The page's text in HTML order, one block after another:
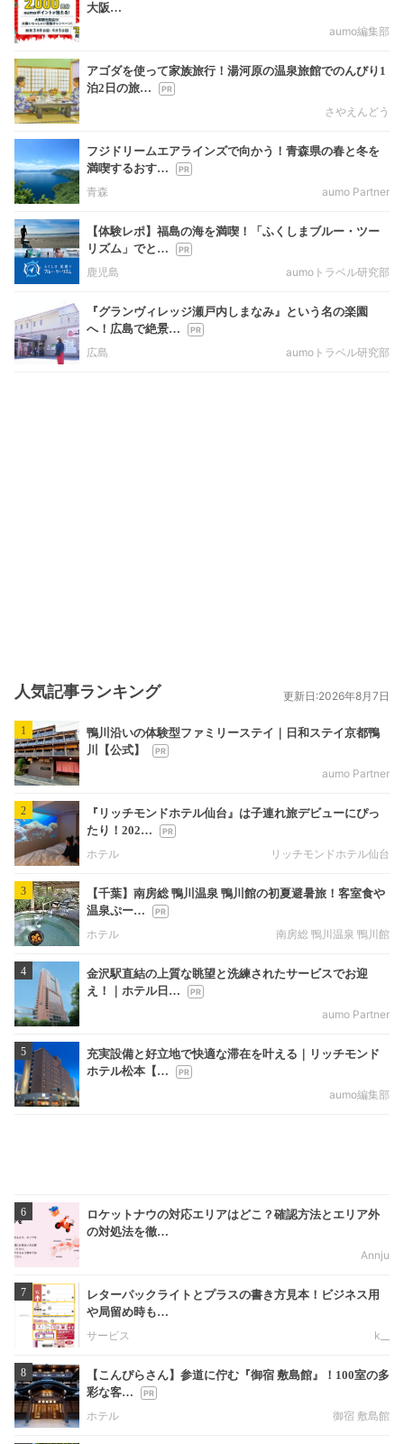
大阪…
aumo編集部
アゴダを使って家族旅行！湯河原の温泉旅館でのんびり1
泊2日の旅…
さやえんどう
フジドリームエアラインズで向かう！青森県の春と冬を
満喫するおす…
青森
aumo Partner
【体験レポ】福島の海を満喫！「ふくしまブルー・ツー
リズム」でと…
鹿児島
aumoトラベル研究部
『グランヴィレッジ瀬戸内しまなみ』という名の楽園
へ！広島で絶景…
広島
aumoトラベル研究部
人気記事ランキング 更新日:2026年8月7日
1
鴨川沿いの体験型ファミリーステイ｜日和ステイ京都鴨
川【公式】
aumo Partner
2
『リッチモンドホテル仙台』は子連れ旅デビューにぴっ
たり！202…
ホテル
リッチモンドホテル仙台
3
【千葉】南房総 鴨川温泉 鴨川館の初夏避暑旅！客室食や
温泉ぷー…
ホテル
南房総 鴨川温泉 鴨川館
4
金沢駅直結の上質な眺望と洗練されたサービスでお迎
え！｜ホテル日…
aumo Partner
5
充実設備と好立地で快適な滞在を叶える｜リッチモンド
ホテル松本【…
aumo編集部
6
ロケットナウの対応エリアはどこ？確認方法とエリア外
の対処法を徹…
Annju
7
レターパックライトとプラスの書き方見本！ビジネス用
や局留め時も…
サービス
k__
8
【こんぴらさん】参道に佇む『御宿 敷島館』！100室の多
彩な客…
ホテル
御宿 敷島館